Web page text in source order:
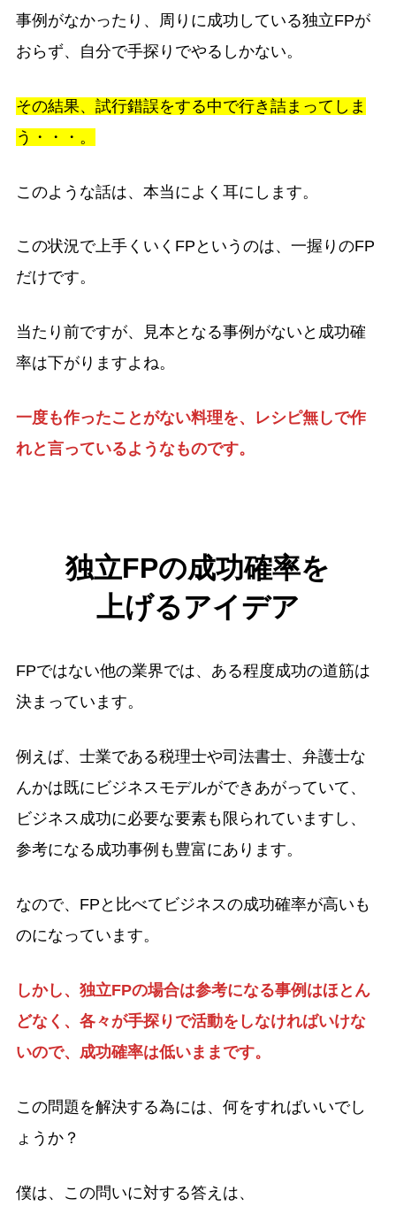
事例がなかったり、周りに成功している独立FPが
おらず、自分で手探りでやるしかない。
その結果、試行錯誤をする中で行き詰まってしま
う・・・。
このような話は、本当によく耳にします。
この状況で上手くいくFPというのは、一握りのFP
だけです。
当たり前ですが、見本となる事例がないと成功確
率は下がりますよね。
一度も作ったことがない料理を、レシピ無しで作
れと言っているようなものです。
独立FPの成功確率を
上げるアイデア
FPではない他の業界では、ある程度成功の道筋は
決まっています。
例えば、士業である税理士や司法書士、弁護士な
んかは既にビジネスモデルができあがっていて、
ビジネス成功に必要な要素も限られていますし、
参考になる成功事例も豊富にあります。
なので、FPと比べてビジネスの成功確率が高いも
のになっています。
しかし、独立FPの場合は参考になる事例はほとん
どなく、各々が手探りで活動をしなければいけな
いので、成功確率は低いままです。
この問題を解決する為には、何をすればいいでし
ょうか？
僕は、この問いに対する答えは、